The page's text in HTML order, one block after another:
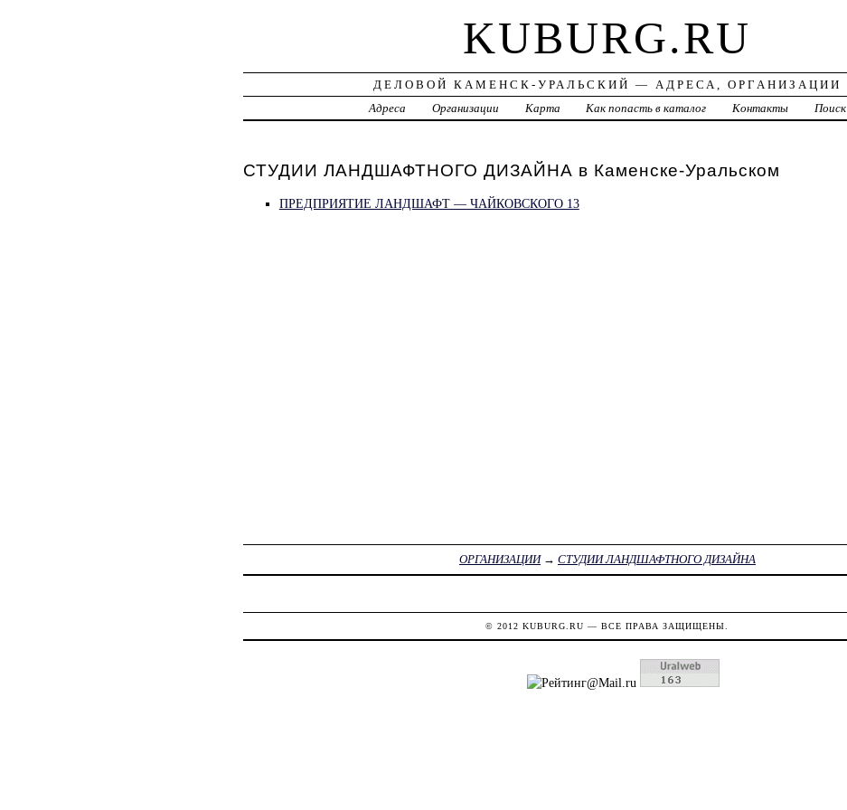
KUBURG.RU
ДЕЛОВОЙ КАМЕНСК-УРАЛЬСКИЙ — АДРЕСА, ОРГАНИЗАЦИИ
Адреса
Организации Карта Как попасть в каталог Контакты Поиск
СТУДИИ ЛАНДШАФТНОГО ДИЗАЙНА в Каменске-Уральском
ПРЕДПРИЯТИЕ ЛАНДШАФТ — ЧАЙКОВСКОГО 13
ОРГАНИЗАЦИИ→ СТУДИИ ЛАНДШАФТНОГО ДИЗАЙНА
© 2012KUBURG.RU — ВСЕ ПРАВА ЗАЩИЩЕНЫ.